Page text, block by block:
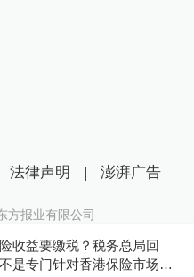
收益要缴税？税务总局回
是专门针对香港保险市场，
法律声明 | 澎湃广告
方报业有限公司
| 沪ICP备14003370号
证：31120170006